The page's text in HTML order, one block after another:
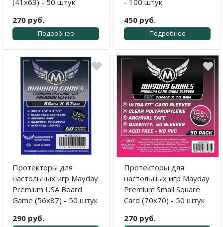
270 руб.
Подробнее
450 руб.
Подробнее
Протекторы для
настольных игр Mayday
Premium USA Board
Game (56x87) - 50 штук
290 руб.
Протекторы для
настольных игр Mayday
Premium Small Square
Card (70x70) - 50 штук
270 руб.